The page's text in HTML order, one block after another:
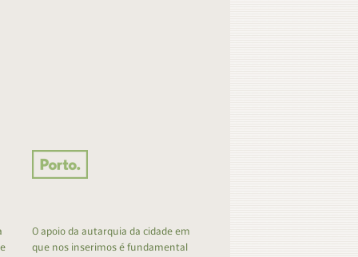
O apoio da autarquia da cidade em
que nos inserimos é fundamental